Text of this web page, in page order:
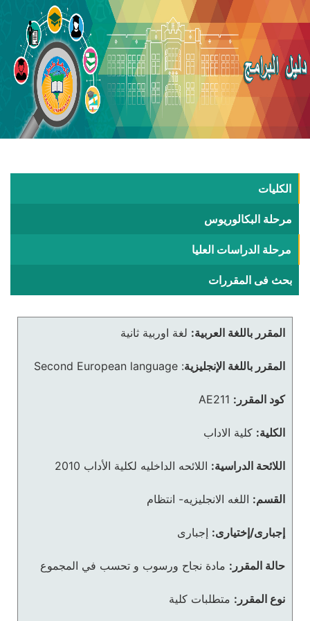
الكليات
مرحلة البكالوريوس
مرحلة الدراسات العليا
بحث فى المقررات
المقرر باللغة العربية: لغة اوربية ثانية
المقرر باللغة الإنجليزية:
Second European language
كود المقرر: AE211
الكلية: كلية الاداب
اللائحة الدراسية: اللائحه الداخليه لكلية الأداب 2010
القسم: اللغه الانجليزيه- انتظام
إجبارى/إختيارى: إجبارى
حالة المقرر: مادة نجاح ورسوب و تحسب في المجموع
نوع المقرر: متطلبات كلية